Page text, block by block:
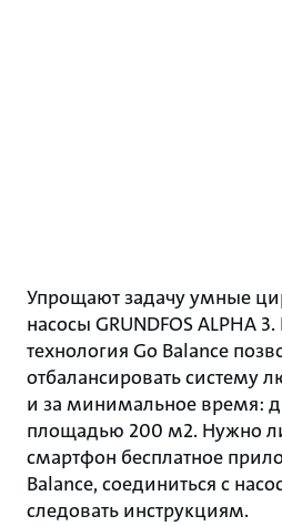
Упрощают задачу умные
насосы GRUNDFOS ALPHA
технология Go Balance
отбалансировать систему
и за минимальное время:
площадью 200 м2. Нужно
смартфон бесплатное
Balance, соединиться с
следовать инструкциям.